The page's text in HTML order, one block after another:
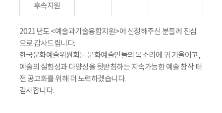
후속지원
2021년도 <예술과기술융합지원>에 신청해주신 분들께 진심
으로 감사드립니다.
한국문화예술위원회는 문화예술인들의 목소리에 귀 기울이고,
예술의 실험성과 다양성을 뒷받침하는 지속가능한 예술 창작 터
전 공고화를 위해 더 노력하겠습니다.
감사합니다.